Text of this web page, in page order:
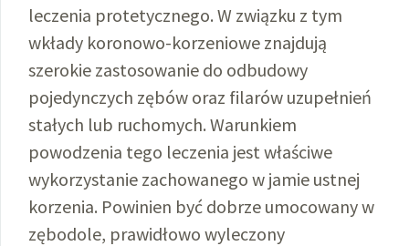
leczenia protetycznego. W związku z tym
wkłady koronowo-korzeniowe znajdują
szerokie zastosowanie do odbudowy
pojedynczych zębów oraz filarów uzupełnień
stałych lub ruchomych. Warunkiem
powodzenia tego leczenia jest właściwe
wykorzystanie zachowanego w jamie ustnej
korzenia. Powinien być dobrze umocowany w
zębodole, prawidłowo wyleczony